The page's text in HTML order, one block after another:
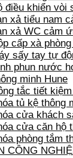
điều khiển vòi
xả tiểu nam
xả WC cảm
cấp xà
sấy tay tự
phun nước
minh Hune
tắc tiết
tủ kệ thông
cửa khách
cửa căn hộ
phòng tắm
CÔNG